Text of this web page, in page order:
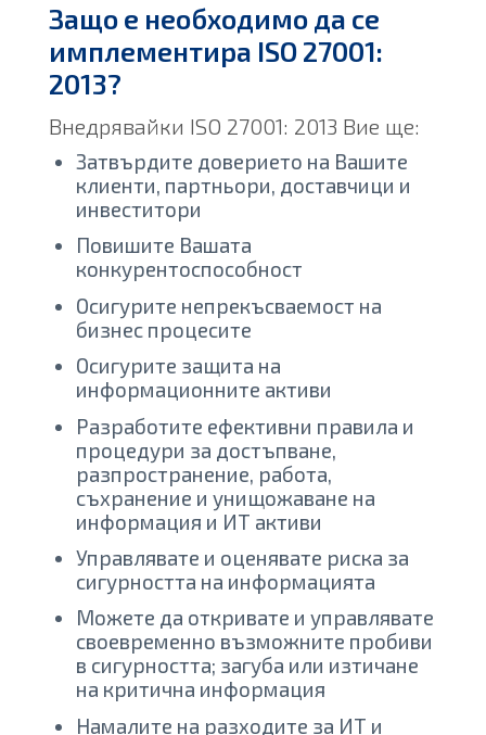
Защо е необходимо да се
имплементира ISO 27001:
2013?
Внедрявайки ISO 27001: 2013 Вие ще:
Затвърдите доверието на Вашите
клиенти, партньори, доставчици и
инвеститори
Повишите Вашата
конкурентоспособност
Осигурите непрекъсваемост на
бизнес процесите
Осигурите защита на
информационните активи
Разработите ефективни правила и
процедури за достъпване,
разпространение, работа,
съхранение и унищожаване на
информация и ИТ активи
Управлявате и оценявате риска за
сигурността на информацията
Можете да откривате и управлявате
своевременно възможните пробиви
в сигурността; загуба или изтичане
на критична информация
Намалите на разходите за ИТ и